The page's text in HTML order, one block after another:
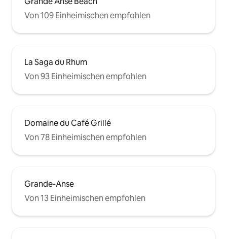
Von 109 Einheimischen empfohlen
La Saga du Rhum
Von 93 Einheimischen empfohlen
Domaine du Café Grillé
Von 78 Einheimischen empfohlen
Grande-Anse
Von 13 Einheimischen empfohlen